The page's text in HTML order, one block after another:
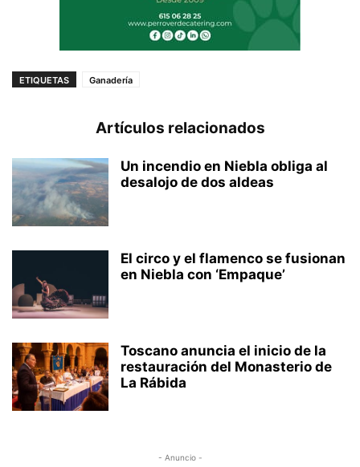
ETIQUETAS Ganadería
Artículos relacionados
Un incendio en Niebla obliga al
desalojo de dos aldeas
El circo y el flamenco se fusionan
en Niebla con ‘Empaque’
Toscano anuncia el inicio de la
restauración del Monasterio de
La Rábida
- Anuncio -